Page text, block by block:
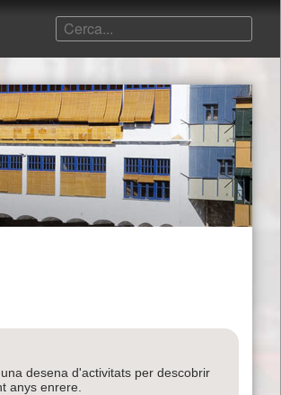
desena d'activitats per descobrir
anys enrere.